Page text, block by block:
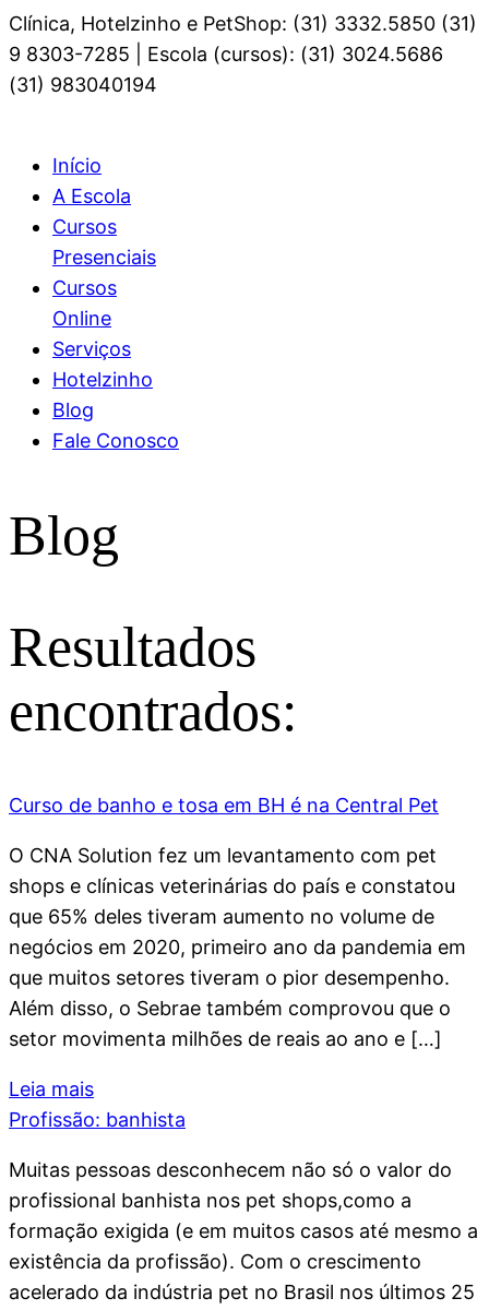
Clínica, Hotelzinho e PetShop: (31) 3332.5850 (31)
9 8303-7285 | Escola (cursos): (31) 3024.5686
(31) 983040194
Início
A Escola
Cursos
Presenciais
Cursos
Online
Serviços
Hotelzinho
Blog
Fale Conosco
Blog
Resultados
encontrados:
Curso de banho e tosa em BH é na Central Pet
O CNA Solution fez um levantamento com pet
shops e clínicas veterinárias do país e constatou
que 65% deles tiveram aumento no volume de
negócios em 2020, primeiro ano da pandemia em
que muitos setores tiveram o pior desempenho.
Além disso, o Sebrae também comprovou que o
setor movimenta milhões de reais ao ano e […]
Leia mais
Profissão: banhista
Muitas pessoas desconhecem não só o valor do
profissional banhista nos pet shops,como a
formação exigida (e em muitos casos até mesmo a
existência da profissão). Com o crescimento
acelerado da indústria pet no Brasil nos últimos 25